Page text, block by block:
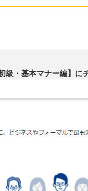
初級・基本マナー編】に